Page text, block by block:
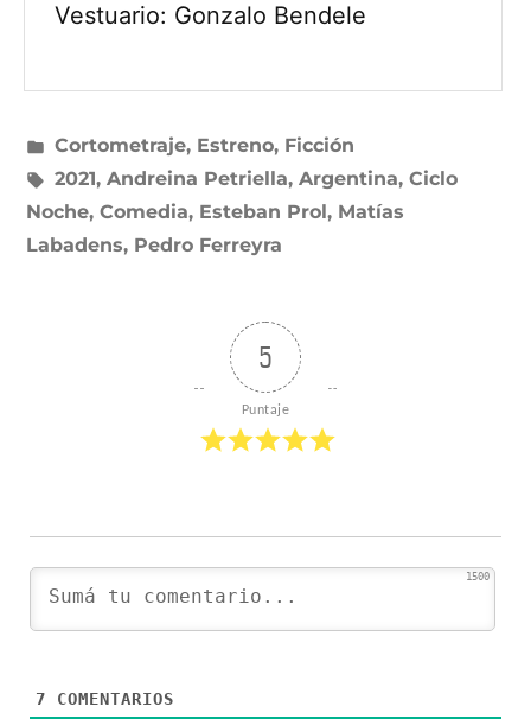
Vestuario: Gonzalo Bendele
Publicado
en
Cortometraje, Estreno, Ficción
Etiquetas:
2021, Andreina Petriella, Argentina, Ciclo
Noche, Comedia, Esteban Prol, Matías
Labadens, Pedro Ferreyra
5
Puntaje
1500
7 COMENTARIOS